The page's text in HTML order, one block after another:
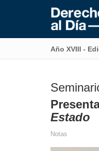
Año XVIII -
Estado
Notas